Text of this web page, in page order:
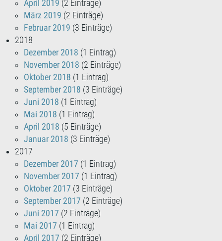
April 2019 (2 Einträge)
März 2019 (2 Einträge)
Februar 2019 (3 Einträge)
2018
Dezember 2018 (1 Eintrag)
November 2018 (2 Einträge)
Oktober 2018 (1 Eintrag)
September 2018 (3 Einträge)
Juni 2018 (1 Eintrag)
Mai 2018 (1 Eintrag)
April 2018 (5 Einträge)
Januar 2018 (3 Einträge)
2017
Dezember 2017 (1 Eintrag)
November 2017 (1 Eintrag)
Oktober 2017 (3 Einträge)
September 2017 (2 Einträge)
Juni 2017 (2 Einträge)
Mai 2017 (1 Eintrag)
April 2017 (2 Einträge)